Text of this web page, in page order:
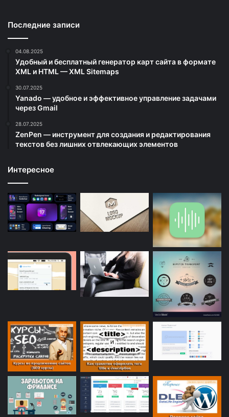
Последние записи
04.08.2025
Удобный и бесплатный генератор карт сайта в формате
XML и HTML — XML Sitemaps
30.07.2025
Yanado — удобное и эффективное управление задачами
через Gmail
28.07.2025
ZenPen — инструмент для создания и редактирования
текстов без лишних отвлекающих элементов
Интересное